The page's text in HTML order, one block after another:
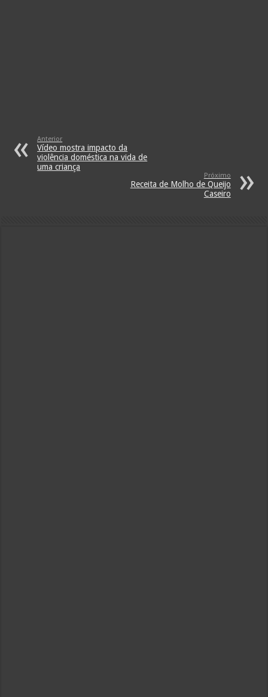
Anterior
Vídeo mostra impacto da
violência doméstica na vida de
uma criança
Próximo
Receita de Molho de Queijo
Caseiro